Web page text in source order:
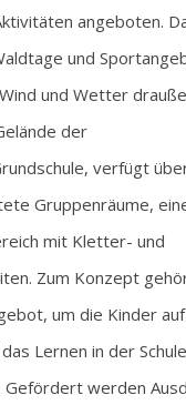
angeboten.
und
und Wetter
der
verfügt
Gruppenräume,
mit Kletter- und
Zum Konzept
um die Kinder
Lernen in der Schule
werden